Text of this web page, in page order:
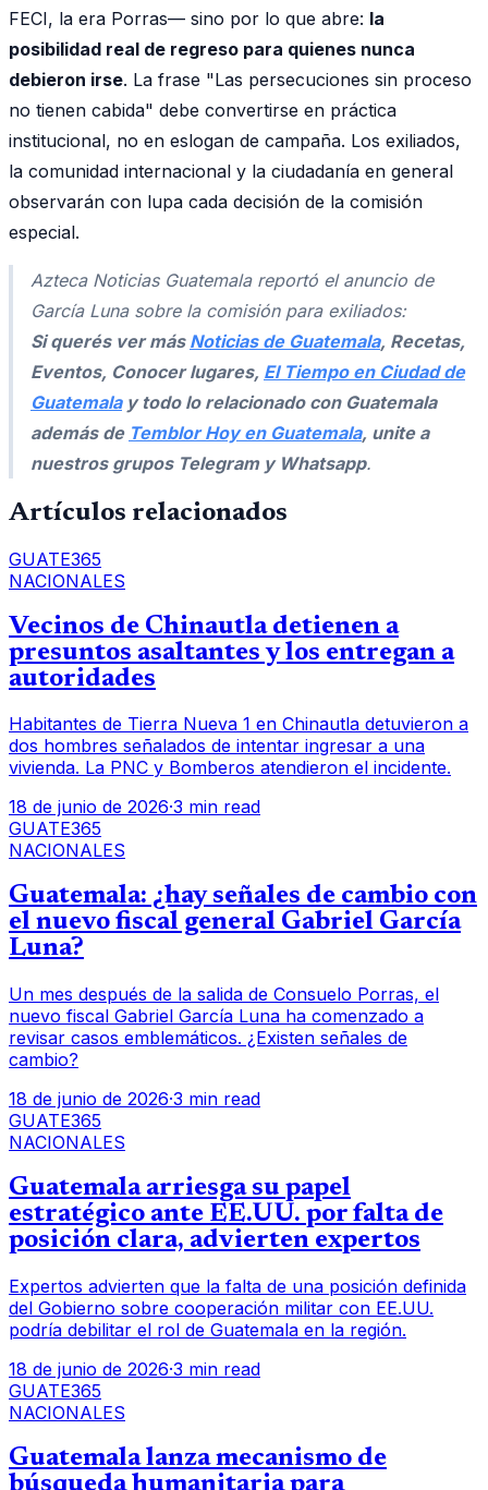
FECI, la era Porras— sino por lo que abre: la
posibilidad real de regreso para quienes nunca
debieron irse. La frase "Las persecuciones sin proceso
no tienen cabida" debe convertirse en práctica
institucional, no en eslogan de campaña. Los exiliados,
la comunidad internacional y la ciudadanía en general
observarán con lupa cada decisión de la comisión
especial.
Azteca Noticias Guatemala reportó el anuncio de
García Luna sobre la comisión para exiliados:
Si querés ver más Noticias de Guatemala, Recetas,
Eventos, Conocer lugares, El Tiempo en Ciudad de
Guatemalay todo lo relacionado con Guatemala
además de Temblor Hoy en Guatemala, unite a
nuestros grupos Telegram y Whatsapp.
Artículos relacionados
GUATE365
NACIONALES
Vecinos de Chinautla detienen a
presuntos asaltantes y los entregan a
autoridades
Habitantes de Tierra Nueva 1 en Chinautla detuvieron a
dos hombres señalados de intentar ingresar a una
vivienda. La PNC y Bomberos atendieron el incidente.
18 de junio de 2026·3 min read
GUATE365
NACIONALES
Guatemala: ¿hay señales de cambio con
el nuevo fiscal general Gabriel García
Luna?
Un mes después de la salida de Consuelo Porras, el
nuevo fiscal Gabriel García Luna ha comenzado a
revisar casos emblemáticos. ¿Existen señales de
cambio?
18 de junio de 2026·3 min read
GUATE365
NACIONALES
Guatemala arriesga su papel
estratégico ante EE.UU. por falta de
posición clara, advierten expertos
Expertos advierten que la falta de una posición definida
del Gobierno sobre cooperación militar con EE.UU.
podría debilitar el rol de Guatemala en la región.
18 de junio de 2026·3 min read
GUATE365
NACIONALES
Guatemala lanza mecanismo de
búsqueda humanitaria para